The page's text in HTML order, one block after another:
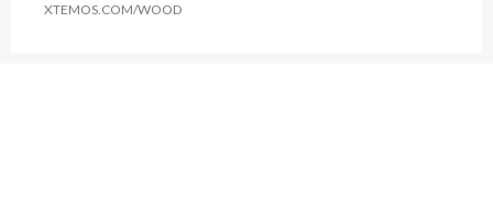
XTEMOS.COM/WOOD